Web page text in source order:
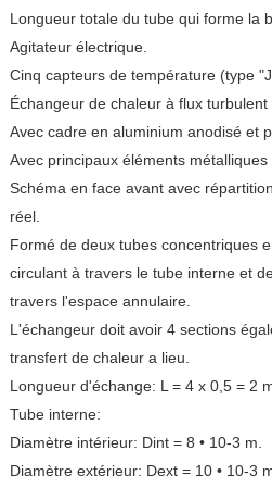
Longueur totale du tube qui forme la
Agitateur électrique.
Cinq capteurs de température (type
Échangeur de chaleur à flux turbulent
Avec cadre en aluminium anodisé et
Avec principaux éléments métalliques
Schéma en face avant avec
réel.
Formé de deux tubes concentriques
circulant à travers le tube interne et
travers l'espace annulaire.
L'échangeur doit avoir 4 sections
transfert de chaleur a lieu.
Longueur d'échange: L = 4 x 0,5 = 2
Tube interne:
Diamètre intérieur: Dint = 8 • 10-3 m.
Diamètre extérieur: Dext = 10 • 10-3